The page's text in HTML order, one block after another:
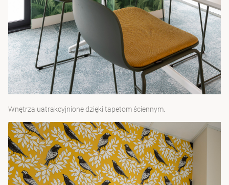
Wnętrza uatrakcyjnione dzięki tapetom ściennym.